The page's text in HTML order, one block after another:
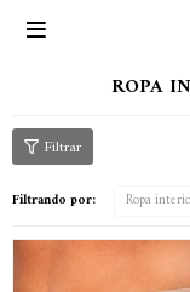

ROPA
Filtrando por: Ropa